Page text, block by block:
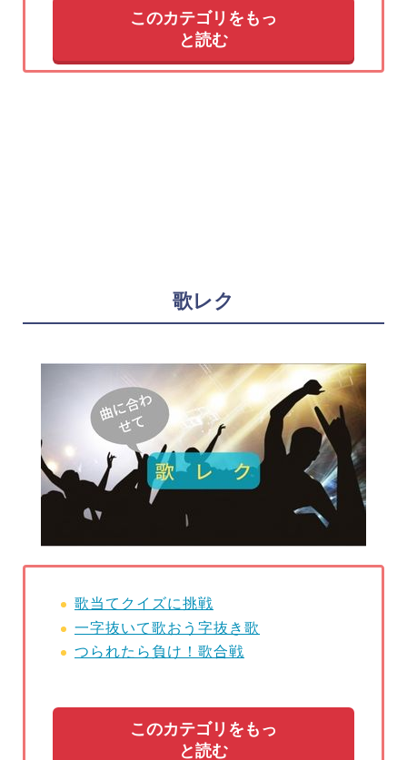
このカテゴリをもっ
と読む
歌レク
歌当てクイズに挑戦
一字抜いて歌おう字抜き歌
つられたら負け！歌合戦
このカテゴリをもっ
と読む